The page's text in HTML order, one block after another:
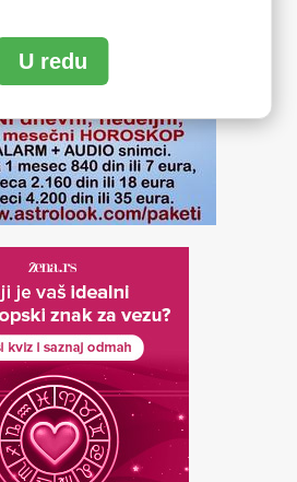
U redu